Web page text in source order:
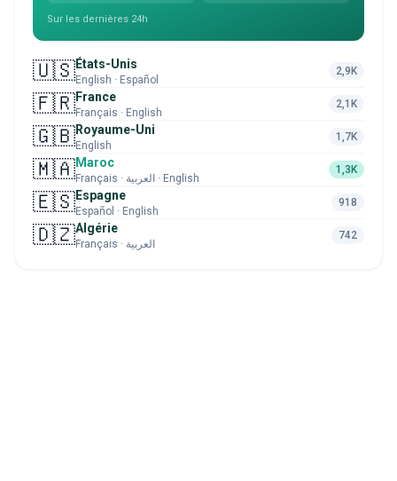
Sur les dernières 24h
🇺🇸États-Unis
English · Español
2,9K
🇫🇷France
Français · English
2,1K
🇬🇧Royaume-Uni
English
1,7K
🇲🇦Maroc
Français · العربية · English
1,3K
🇪🇸Espagne
Español · English
918
🇩🇿Algérie
Français · العربية
742